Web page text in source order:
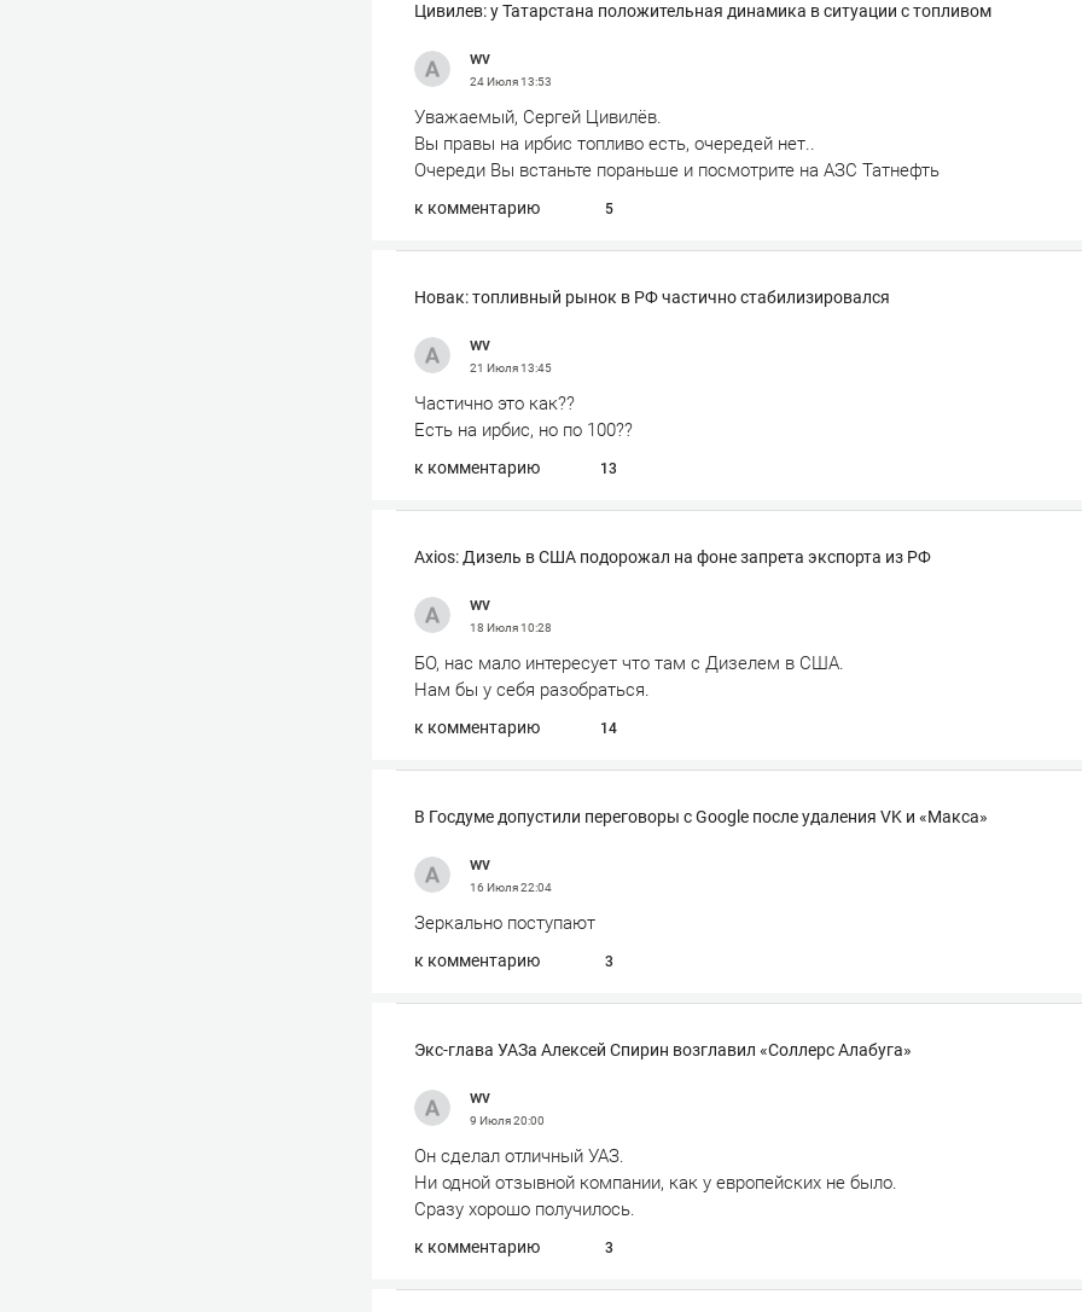
Цивилев: у Татарстана положительная динамика в ситуации с топливом
wv
24 Июля13:53
Уважаемый, Сергей Цивилёв.
Вы правы на ирбис топливо есть, очередей нет..
Очереди Вы встаньте пораньше и посмотрите на АЗС Татнефть
к комментарию 5
Новак: топливный рынок в РФ частично стабилизировался
wv
21 Июля13:45
Частично это как??
Есть на ирбис, но по 100??
к комментарию 13
Axios: Дизель в США подорожал на фоне запрета экспорта из РФ
wv
18 Июля10:28
БО, нас мало интересует что там с Дизелем в США.
Нам бы у себя разобраться.
к комментарию 14
В Госдуме допустили переговоры с Google после удаления VK и «Макса»
wv
16 Июля22:04
Зеркально поступают
к комментарию 3
Экс-глава УАЗа Алексей Спирин возглавил «Соллерс Алабуга»
wv
9 Июля20:00
Он сделал отличный УАЗ.
Ни одной отзывной компании, как у европейских не было.
Сразу хорошо получилось.
к комментарию 3